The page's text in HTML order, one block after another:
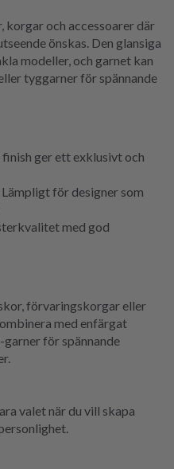
korgar och accessoarer där
önskas. Den glansiga
modeller, och garnet kan
tyggarner för spännande
ger ett exklusivt och
Lämpligt för designer som
med god
förvaringskorgar eller
med enfärgat
för spännande
valet när du vill skapa